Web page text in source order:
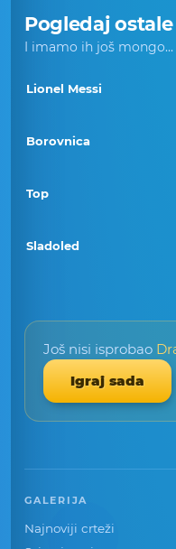
Pogledaj
I imamo ih još mongo...
Lionel Messi
Borovnica
Top
Sladoled
Još nisi isprobao
Igraj sada
GALERIJA
Najnoviji crteži